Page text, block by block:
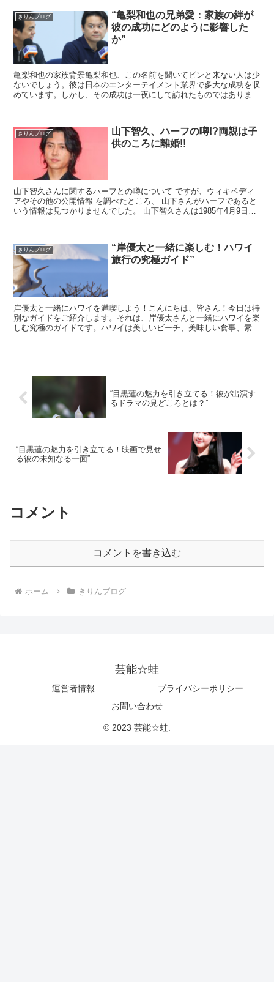
きりんブログ
“亀梨和也の兄弟愛：家族の絆が
彼の成功にどのように影響した
か”
亀梨和也の家族背景亀梨和也、この名前を聞いてピンと来ない人は少
ないでしょう。彼は日本のエンターテイメント業界で多大な成功を収
めています。しかし、その成功は一夜にして訪れたものではありませ
きりんブログ
山下智久、ハーフの噂!?両親は子
供のころに離婚!!
山下智久さんに関するハーフとの噂について ですが、ウィキペディ
アやその他の公開情報 を調べたところ、 山下さんがハーフであると
いう情報は見つかりませんでした。 山下智久さんは1985年4月9日に
きりんブログ
“岸優太と一緒に楽しむ！ハワイ
旅行の究極ガイド”
岸優太と一緒にハワイを満喫しよう！こんにちは、皆さん！今日は特
別なガイドをご紹介します。それは、岸優太さんと一緒にハワイを楽
しむ究極のガイドです。ハワイは美しいビーチ、美味しい食事、素晴
“目黒蓮の魅力を引き立てる！彼が出演す
るドラマの見どころとは？”
“目黒蓮の魅力を引き立てる！映画で見せ
る彼の未知なる一面”
コメント
コメントを書き込む
ホーム きりんブログ
芸能☆蛙
運営者情報
プライバシーポリシー
お問い合わせ
© 2023 芸能☆蛙.